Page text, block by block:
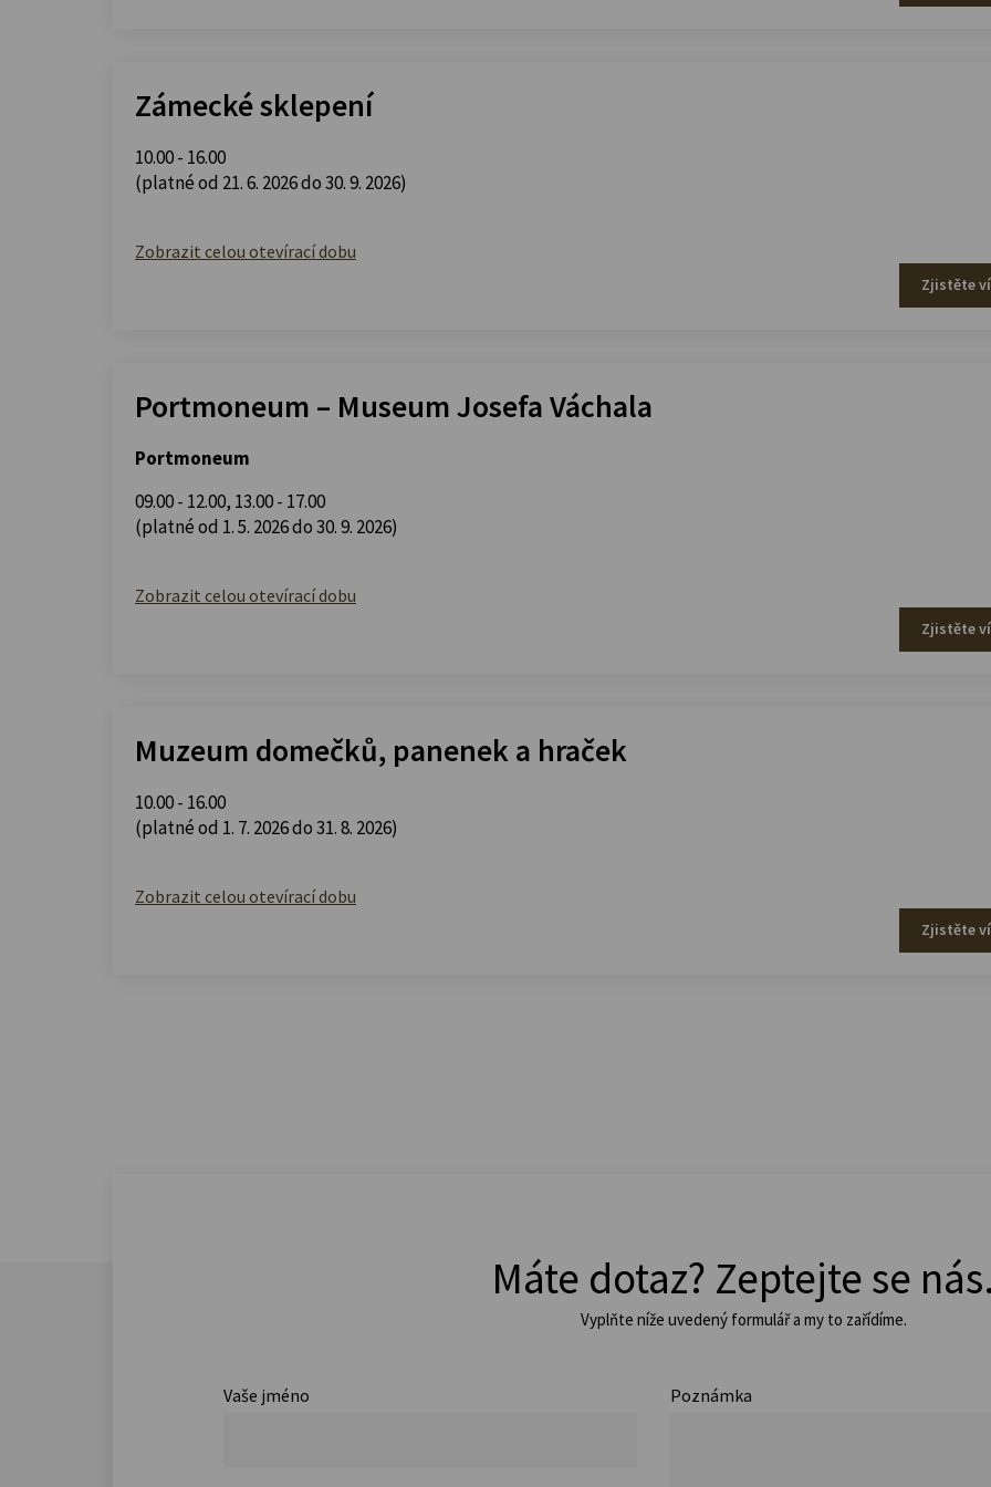
Zámecké sklepení
10.00 - 16.00
(platné od 21. 6. 2026 do 30. 9. 2026)
Zobrazit celou otevírací dobu
Zjistěte
Portmoneum – Museum Josefa Váchala
Portmoneum
09.00 - 12.00, 13.00 - 17.00
(platné od 1. 5. 2026 do 30. 9. 2026)
Zobrazit celou otevírací dobu
Zjistěte
Muzeum domečků, panenek a hraček
10.00 - 16.00
(platné od 1. 7. 2026 do 31. 8. 2026)
Zobrazit celou otevírací dobu
Zjistěte
Máte dotaz? Zeptejte se
Vyplňte níže uvedený formulář a my to zařídíme.
Vaše jméno Poznámka